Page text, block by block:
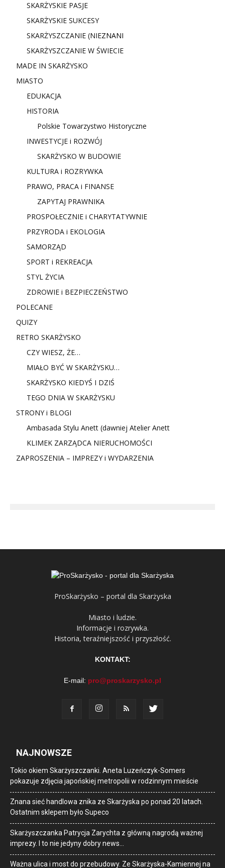
SKARŻYSKIE PASJE
SKARŻYSKIE SUKCESY
SKARŻYSZCZANIE (NIEZNANI
SKARŻYSZCZANIE W ŚWIECIE
MADE IN SKARŻYSKO
MIASTO
EDUKACJA
HISTORIA
Polskie Towarzystwo Historyczne
INWESTYCJE i ROZWÓJ
SKARŻYSKO W BUDOWIE
KULTURA i ROZRYWKA
PRAWO, PRACA i FINANSE
ZAPYTAJ PRAWNIKA
PROSPOŁECZNIE i CHARYTATYWNIE
PRZYRODA i EKOLOGIA
SAMORZĄD
SPORT i REKREACJA
STYL ŻYCIA
ZDROWIE i BEZPIECZEŃSTWO
POLECANE
QUIZY
RETRO SKARŻYSKO
CZY WIESZ, ŻE…
MIAŁO BYĆ W SKARŻYSKU…
SKARŻYSKO KIEDYŚ I DZIŚ
TEGO DNIA W SKARŻYSKU
STRONY i BLOGI
Ambasada Stylu Anett (dawniej Atelier Anett
KLIMEK ZARZĄDCA NIERUCHOMOŚCI
ZAPROSZENIA – IMPREZY i WYDARZENIA
ProSkarżysko – portal dla Skarżyska
Miasto i ludzie.
Informacje i rozrywka.
Historia, teraźniejszość i przyszłość.
KONTAKT:
E-mail: pro@proskarzysko.pl
NAJNOWSZE
Tokio okiem Skarżyszczanki. Aneta Luzeńczyk-Somers
pokazuje zdjęcia japońskiej metropolii w rodzinnym mieście
Znana sieć handlowa znika ze Skarżyska po ponad 20 latach.
Ostatnim sklepem było Supeco
Skarżyszczanka Patrycja Zarychta z główną nagrodą ważnej
imprezy. I to nie jedyny dobry news…
Ważna ulica i most do przebudowy. Ze Skarżyska-Kamiennej na